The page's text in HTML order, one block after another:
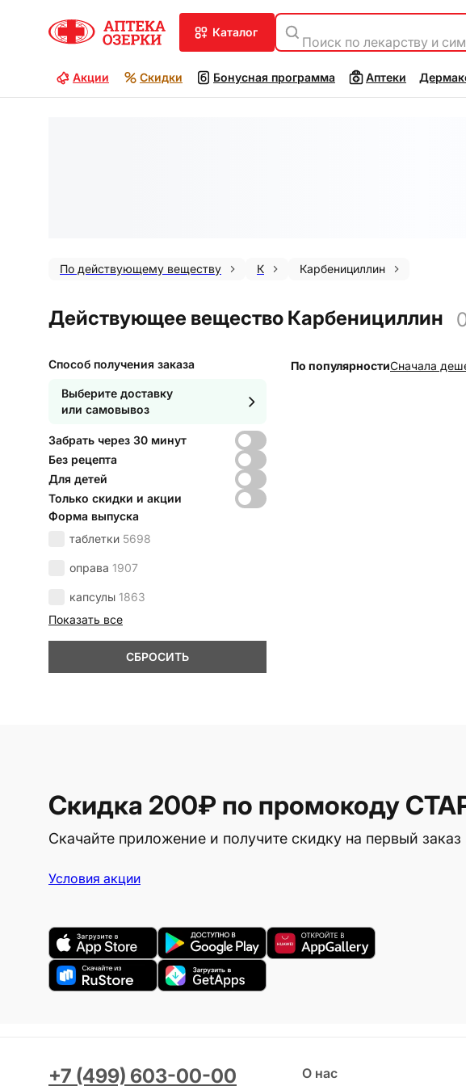
каталог
Поиск по лекарству и
Акции Скидки Бонусная программа Аптеки
По действующему веществу К Карбенициллин
Действующее вещество Карбенициллин
Способ получения заказа
Выберите доставку
или самовывоз
Забрать через 30 минут
Без рецепта
Для детей
Только скидки и акции
Форма выпуска
таблетки 5698
оправа 1907
капсулы 1863
Показать все
СБРОСИТЬ
По популярностиCначала
Скидка 200₽ по промокоду
Скачайте приложение и получите скидку на первый заказ
Условия акции
+7 (499) 603-00-00 О нас